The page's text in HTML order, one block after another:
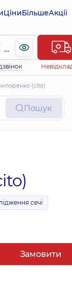
ЦіниБільшеАкції
(044) 495-2-888
(cito)
Пошук
сечі
Замовити